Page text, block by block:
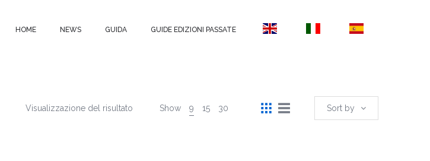
HOME NEWS GUIDA GUIDE EDIZIONI PASSATE
Sort by
Visualizzazione del risultato Show 9 15 30